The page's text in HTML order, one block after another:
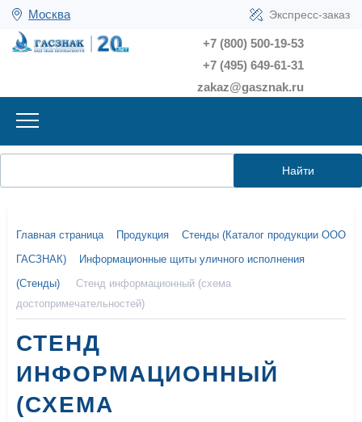
Москва Экспресс-заказ
+7 (800) 500-19-53
+7 (495) 649-61-31
zakaz@gasznak.ru
Найти
Главная страница Продукция
Стенды (Каталог продукции ООО
ГАСЗНАК)
Информационные щиты уличного исполнения
(Стенды)
Стенд информационный (схема
достопримечательностей)
СТЕНД
ИНФОРМАЦИОННЫЙ
(СХЕМА